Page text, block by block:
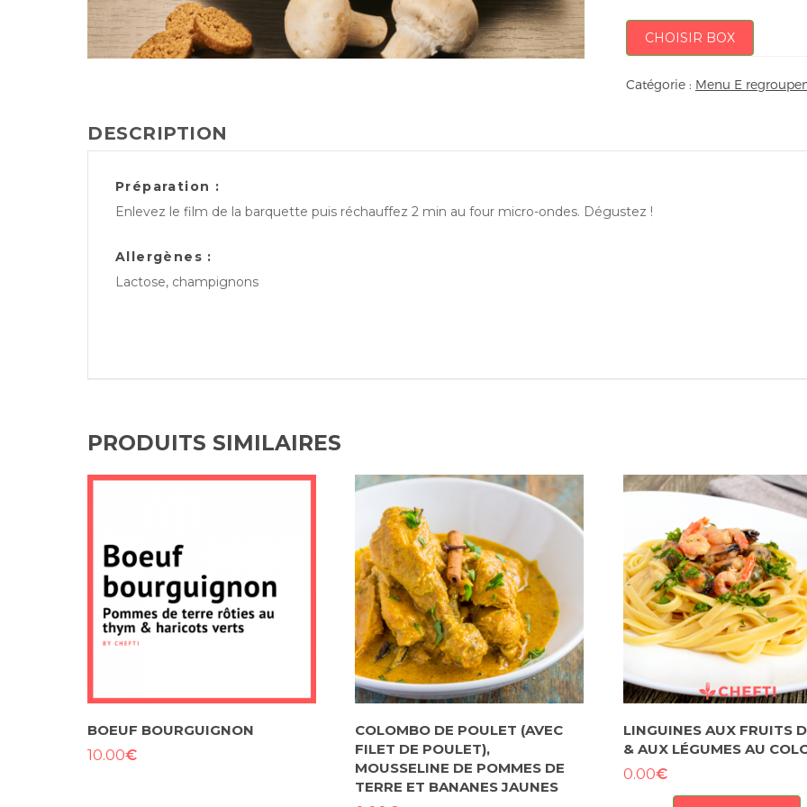
CHOISIR BOX
Catégorie : Menu E
DESCRIPTION
Préparation :
Enlevez le film de la barquette puis réchauffez 2 min au four micro-ondes. Dégustez !
Allergènes :
Lactose, champignons
PRODUITS SIMILAIRES
BOEUF BOURGUIGNON
10.00€
COLOMBO DE POULET (AVEC
FILET DE POULET),
MOUSSELINE DE POMMES DE
TERRE ET BANANES JAUNES
LINGUINES AUX FRUITS
& AUX LÉGUMES AU
0.00€